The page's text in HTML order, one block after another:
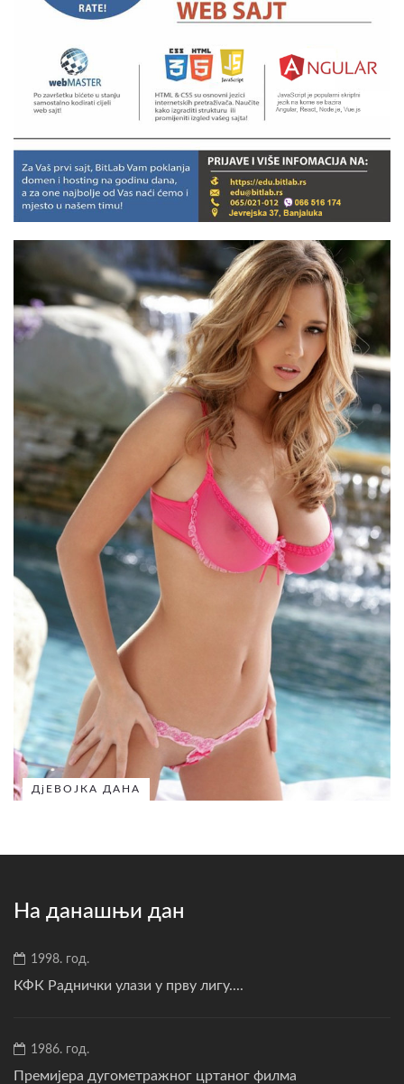
ДјЕВОЈКА ДАНА
На данашњи дан
1998. год.
КФК Раднички улази у прву лигу....
1986. год.
Премијера дугометражног цртаног филма